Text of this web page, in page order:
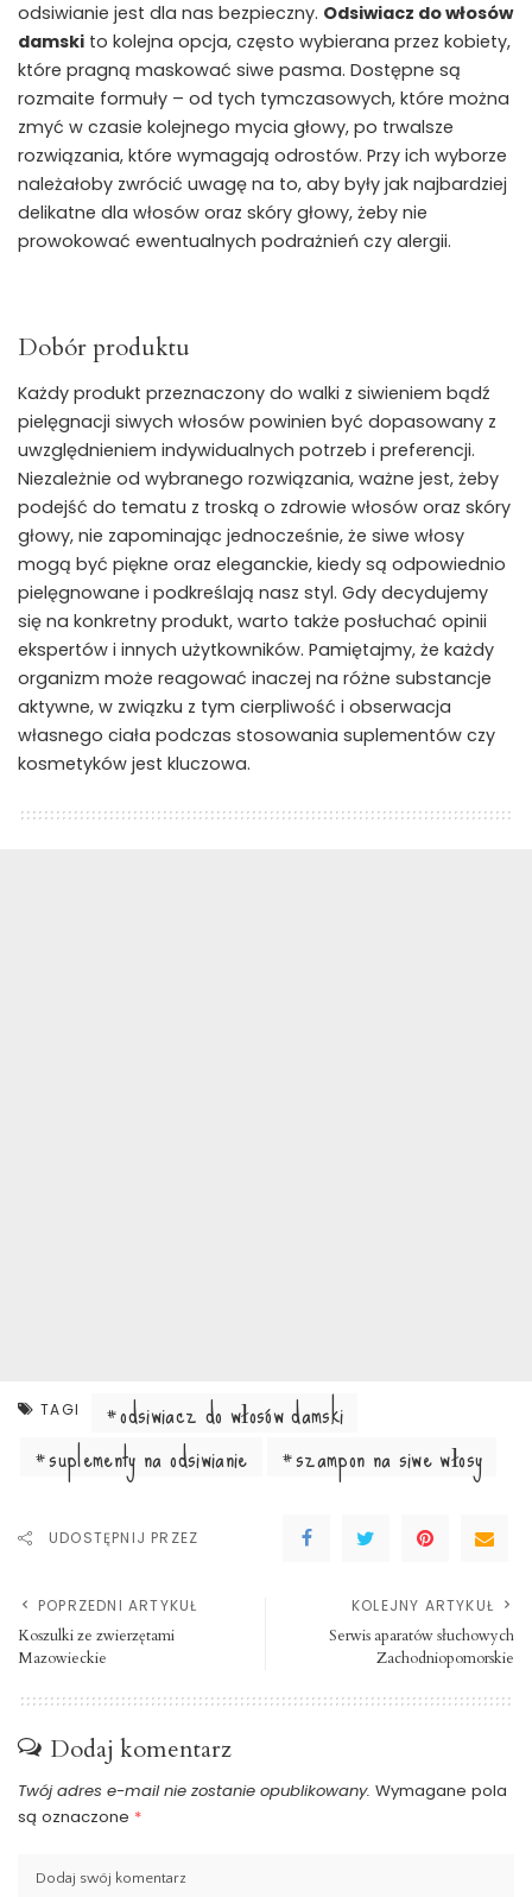
odsiwianie jest dla nas bezpieczny. Odsiwiacz do włosów
damski to kolejna opcja, często wybierana przez kobiety,
które pragną maskować siwe pasma. Dostępne są
rozmaite formuły – od tych tymczasowych, które można
zmyć w czasie kolejnego mycia głowy, po trwalsze
rozwiązania, które wymagają odrostów. Przy ich wyborze
należałoby zwrócić uwagę na to, aby były jak najbardziej
delikatne dla włosów oraz skóry głowy, żeby nie
prowokować ewentualnych podrażnień czy alergii.
Dobór produktu
Każdy produkt przeznaczony do walki z siwieniem bądź
pielęgnacji siwych włosów powinien być dopasowany z
uwzględnieniem indywidualnych potrzeb i preferencji.
Niezależnie od wybranego rozwiązania, ważne jest, żeby
podejść do tematu z troską o zdrowie włosów oraz skóry
głowy, nie zapominając jednocześnie, że siwe włosy
mogą być piękne oraz eleganckie, kiedy są odpowiednio
pielęgnowane i podkreślają nasz styl. Gdy decydujemy
się na konkretny produkt, warto także posłuchać opinii
ekspertów i innych użytkowników. Pamiętajmy, że każdy
organizm może reagować inaczej na różne substancje
aktywne, w związku z tym cierpliwość i obserwacja
własnego ciała podczas stosowania suplementów czy
kosmetyków jest kluczowa.
TAGI
odsiwiacz do włosów damski
suplementy na odsiwianie
szampon na siwe włosy
UDOSTĘPNIJ PRZEZ
POPRZEDNI ARTYKUŁ
Koszulki ze zwierzętami
Mazowieckie
KOLEJNY ARTYKUŁ
Serwis aparatów słuchowych
Zachodniopomorskie
Dodaj komentarz
Twój adres e-mail nie zostanie opublikowany. Wymagane pola
są oznaczone *